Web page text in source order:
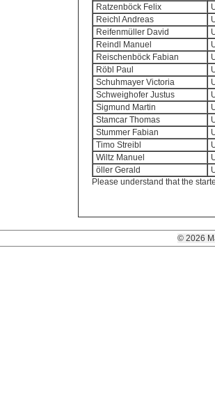
Ratzenböck Felix
Reichl Andreas
Reifenmüller David
Reindl Manuel
Reischenböck Fabian
Röbl Paul
Schuhmayer Victoria
Schweighofer Justus
Sigmund Martin
Stamcar Thomas
Stummer Fabian
Timo Streibl
Wiltz Manuel
öller Gerald
Please understand that the
© 2026